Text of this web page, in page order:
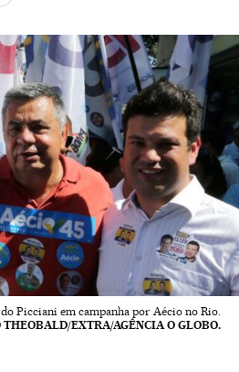
Picciani em campanha por Aécio no Rio.
THEOBALD/EXTRA/AGÊNCIA O GLOBO.